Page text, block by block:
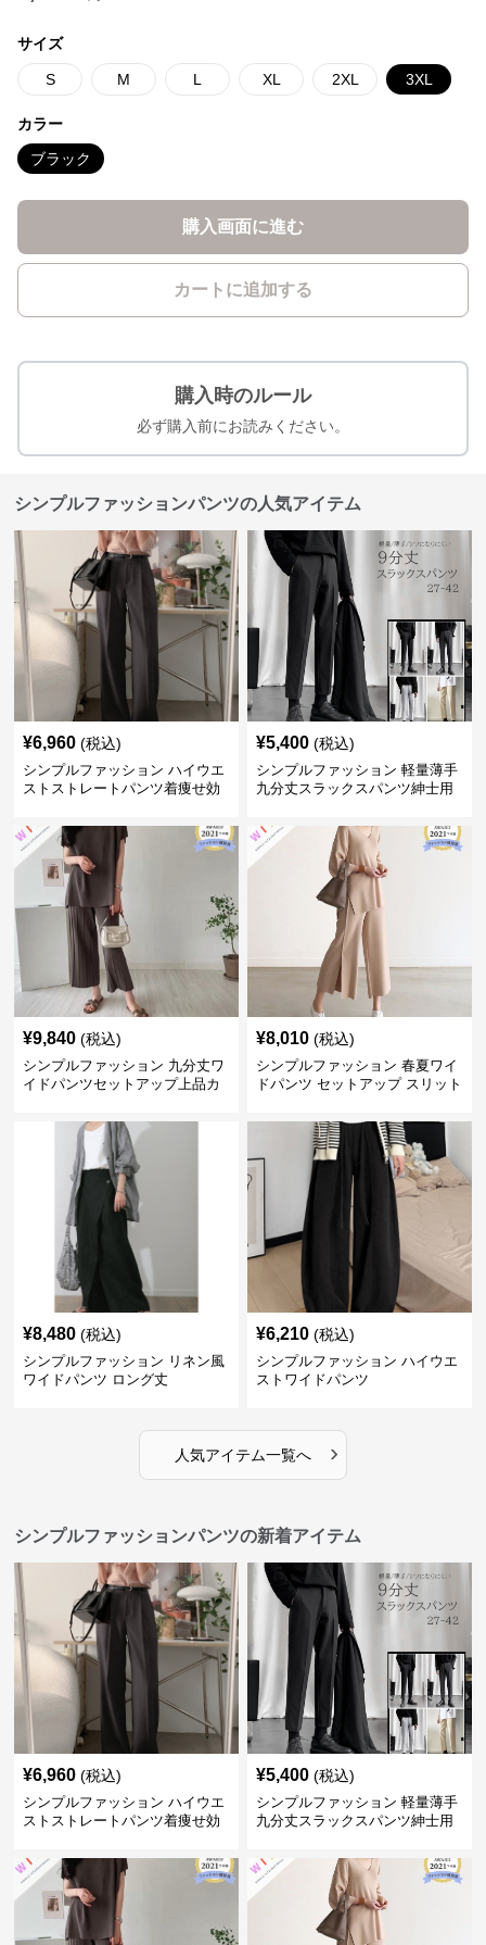
サイズ
S M L XL 2XL 3XL
カラー
ブラック
購入画面に進む
カートに追加する
購入時のルール
必ず購入前にお読みください。
シンプルファッションパンツの人気アイテム
¥6,960 (税込)
シンプルファッション ハイウエ
ストストレートパンツ着痩せ効
¥5,400 (税込)
シンプルファッション 軽量薄手
九分丈スラックスパンツ紳士用
¥9,840 (税込)
シンプルファッション 九分丈ワ
イドパンツセットアップ上品カ
¥8,010 (税込)
シンプルファッション 春夏ワイ
ドパンツ セットアップ スリット
¥8,480 (税込)
シンプルファッション リネン風
ワイドパンツ ロング丈
¥6,210 (税込)
シンプルファッション ハイウエ
ストワイドパンツ
人気アイテム一覧へ ›
シンプルファッションパンツの新着アイテム
¥6,960 (税込)
シンプルファッション ハイウエ
ストストレートパンツ着痩せ効
¥5,400 (税込)
シンプルファッション 軽量薄手
九分丈スラックスパンツ紳士用